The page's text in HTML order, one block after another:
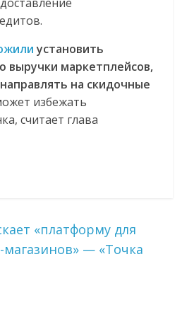
установить
выручки маркетплейсов,
на скидочные
избежать
считает глава
«платформу для
— «Точка